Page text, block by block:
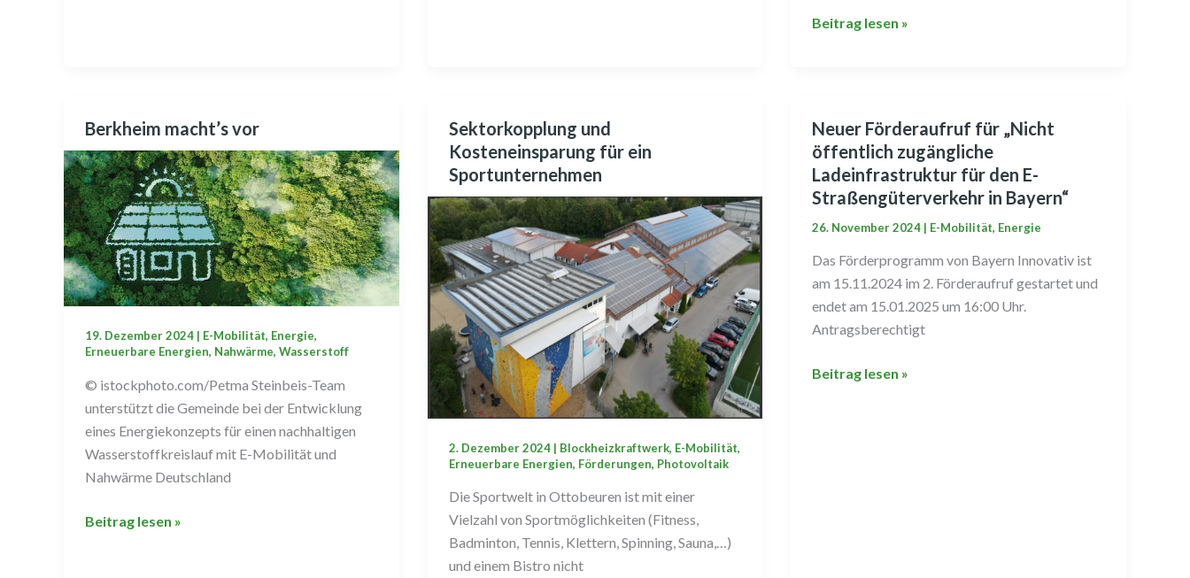
Beitrag lesen »
Berkheim macht’s vor
19. Dezember 2024 | E-Mobilität, Energie,
Erneuerbare Energien, Nahwärme, Wasserstoff
© istockphoto.com/Petma Steinbeis-Team
unterstützt die Gemeinde bei der Entwicklung
eines Energiekonzepts für einen nachhaltigen
Wasserstoffkreislauf mit E-Mobilität und
Nahwärme Deutschland
Berkheim
macht’s
vor
Beitrag lesen »
Sektorkopplung und
Kosteneinsparung für ein
Sportunternehmen
2. Dezember 2024 | Blockheizkraftwerk, E-Mobilität,
Erneuerbare Energien, Förderungen, Photovoltaik
Die Sportwelt in Ottobeuren ist mit einer
Vielzahl von Sportmöglichkeiten (Fitness,
Badminton, Tennis, Klettern, Spinning, Sauna,…)
und einem Bistro nicht
Sektorkopplung
und
Kosteneinsparung
für
ein
Sportunternehmen
Neuer Förderaufruf für „Nicht
öffentlich zugängliche
Ladeinfrastruktur für den E-
Straßengüterverkehr in Bayern“
26. November 2024 | E-Mobilität, Energie
Das Förderprogramm von Bayern Innovativ ist
am 15.11.2024 im 2. Förderaufruf gestartet und
endet am 15.01.2025 um 16:00 Uhr.
Antragsberechtigt
Neuer
Förderaufruf
für
„Nicht
Ladeinfrastruktur
für
den
E-
in
Beitrag lesen »